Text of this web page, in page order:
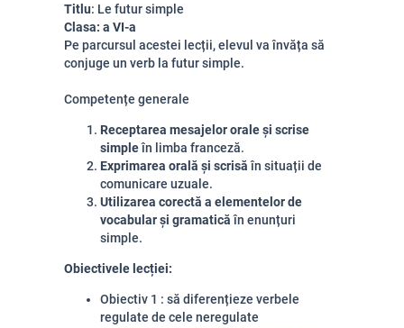
Titlu: Le futur simple
Clasa: a VI-a
Pe parcursul acestei lecții, elevul va învăța să
conjuge un verb la futur simple.
Competențe generale
Receptarea mesajelor orale și scrise
simpleîn limba franceză.
Exprimarea orală și scrisăîn situații de
comunicare uzuale.
Utilizarea corectă a elementelor de
vocabular și gramaticăîn enunțuri
simple.
Obiectivele lecției:
Obiectiv 1 : să diferențieze verbele
regulate de cele neregulate